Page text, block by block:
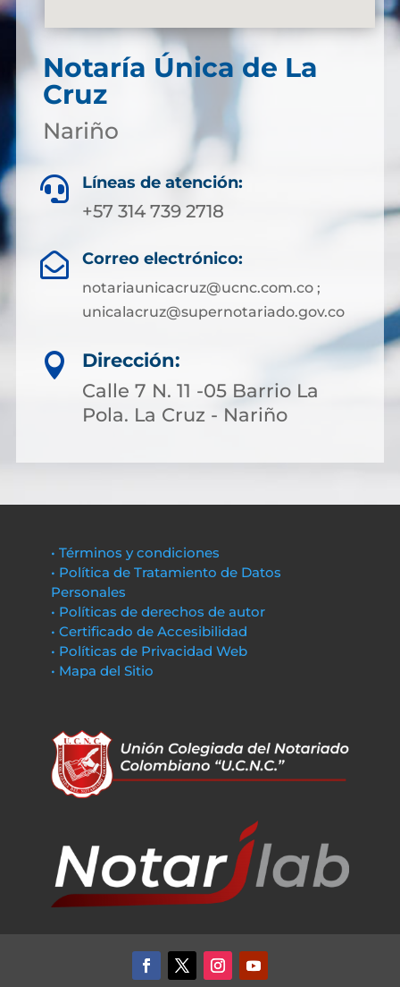
Notaría Única de La
Cruz
Nariño
 Líneas de atención:
+57 314 739 2718
 Correo electrónico:
notariaunicacruz@ucnc.com.co ;
unicalacruz@supernotariado.gov.co

Dirección:
Calle 7 N. 11 -05 Barrio La
Pola. La Cruz - Nariño
• Términos y condiciones
• Política de Tratamiento de Datos
Personales
• Políticas de derechos de autor
• Certificado de Accesibilidad
• Políticas de Privacidad Web
• Mapa del Sitio